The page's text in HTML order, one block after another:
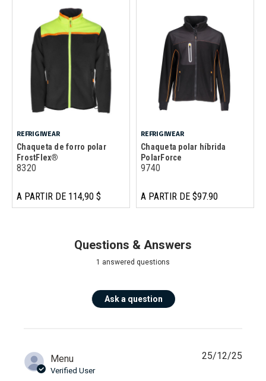
REFRIGIWEAR
Chaqueta de forro polar
FrostFlex®
8320
A PARTIR DE 114,90 $
REFRIGIWEAR
Chaqueta polar híbrida
PolarForce
9740
A PARTIR DE $97.90
Questions & Answers
1 answered questions
Ask a question
Menu
Verified User
25/12/25